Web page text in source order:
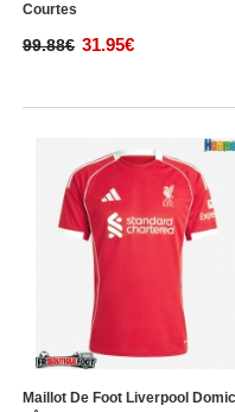
Courtes
99.88€ 31.95€
Maillot De Foot Liverpool